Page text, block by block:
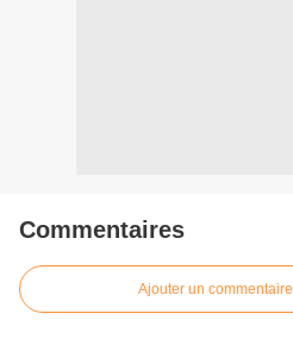
Commentaires
Ajouter un commentaire